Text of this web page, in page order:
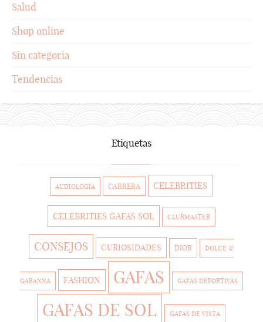
Salud
Shop online
Sin categoría
Tendencias
Etiquetas
AUDIOLOGÍA CARRERA CELEBRITIES
CELEBRITIES GAFAS SOL CLUBMASTER
CONSEJOS CURIOSIDADES DIOR DOLCE &
GABANNA FASHION GAFAS GAFAS DEPORTIVAS
GAFAS DE SOL GAFAS DE VISTA